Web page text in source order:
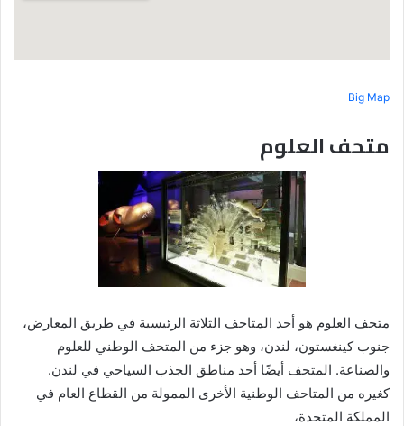
Big Map
متحف العلوم
متحف العلوم هو أحد المتاحف الثلاثة الرئيسية في طريق المعارض،
جنوب كينغستون، لندن، وهو جزء من المتحف الوطني للعلوم
والصناعة. المتحف أيضًا أحد مناطق الجذب السياحي في لندن.
كغيره من المتاحف الوطنية الأخرى الممولة من القطاع العام في
المملكة المتحدة،